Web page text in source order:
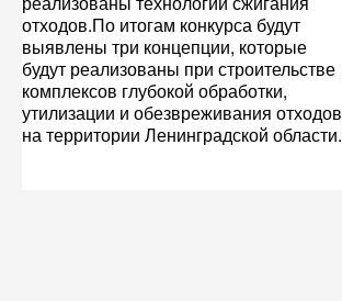
отходов.По итогам конкурса будут
выявлены три концепции, которые
будут реализованы при строительстве
комплексов глубокой обработки,
утилизации и обезвреживания отходов
на территории Ленинградской области.